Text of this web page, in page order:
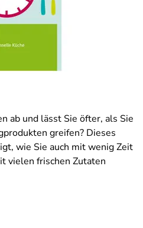
ab und lässt Sie öfter, als Sie
greifen? Dieses
wie Sie auch mit wenig Zeit
vielen frischen Zutaten